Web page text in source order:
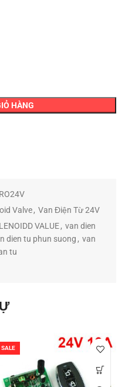
HÀNG
Valve, Van Điện Từ 24V
VALUE , van dien
dien tu phun suong , van
tu
SALE